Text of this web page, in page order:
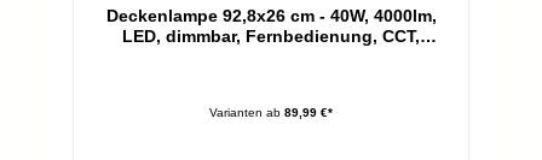
Deckenlampe 92,8x26 cm - 40W, 4000lm,
LED, dimmbar, Fernbedienung, CCT,
Varianten ab 89,99 €*